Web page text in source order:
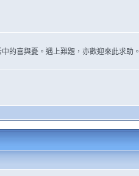
的喜與憂。遇上難題，亦歡迎來此求助。